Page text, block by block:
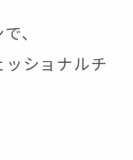
、
ショナルチ